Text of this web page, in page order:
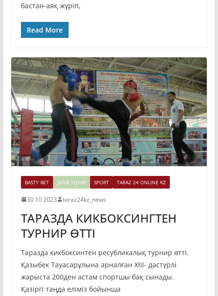
бастан-аяқ жүріп,
Read More
BASTY BET JAŃALYQTAR SPORT TARAZ 24 ONLINE KZ
30.10.2023 taraz24kz_news
ТАРАЗДА КИКБОКСИНГТЕН
ТУРНИР ӨТТІ
Таразда кикбоксинтен ресубликалық турнир өтті.
Қазыбек Тауасарұлына арналған ХIII- дәстүрлі
жарыста 200ден астам спортшы бақ сынады.
Қазіргі таңда еліміз бойынша